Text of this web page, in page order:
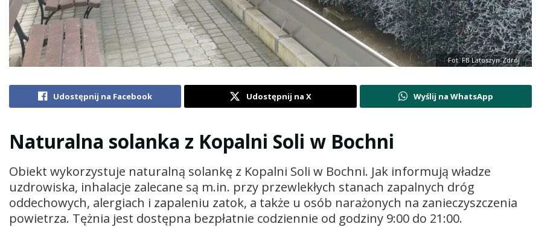
Fot. FB Latoszyn-Zdrój
Udostępnij na Facebook Udostępnij na X Wyślij na WhatsApp
Naturalna solanka z Kopalni Soli w Bochni
Obiekt wykorzystuje naturalną solankę z Kopalni Soli w Bochni. Jak informują władze
uzdrowiska, inhalacje zalecane są m.in. przy przewlekłych stanach zapalnych dróg
oddechowych, alergiach i zapaleniu zatok, a także u osób narażonych na zanieczyszczenia
powietrza. Tężnia jest dostępna bezpłatnie codziennie od godziny 9:00 do 21:00.